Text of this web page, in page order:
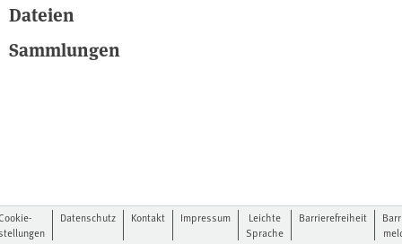
Dateien
Sammlungen
Datenschutz Kontakt Impressum
Leichte
Sprache
Barrierefreiheit